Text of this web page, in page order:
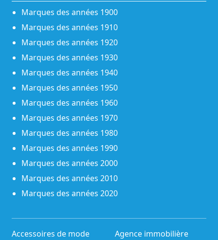
Marques des années 1900
Marques des années 1910
Marques des années 1920
Marques des années 1930
Marques des années 1940
Marques des années 1950
Marques des années 1960
Marques des années 1970
Marques des années 1980
Marques des années 1990
Marques des années 2000
Marques des années 2010
Marques des années 2020
Accessoires de mode
Agence immobilière